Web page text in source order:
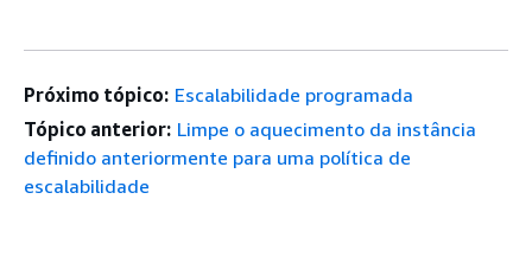
Próximo tópico: Escalabilidade programada
Tópico anterior: Limpe o aquecimento da instância
definido anteriormente para uma política de
escalabilidade